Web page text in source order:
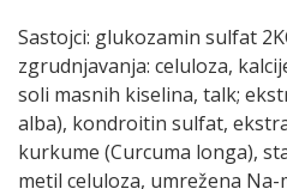
Sastojci: glukozamin sulfat
zgrudnjavanja: celuloza,
soli masnih kiselina, talk;
alba), kondroitin sulfat,
kurkume (Curcuma longa),
metil celuloza, umrežena Na-